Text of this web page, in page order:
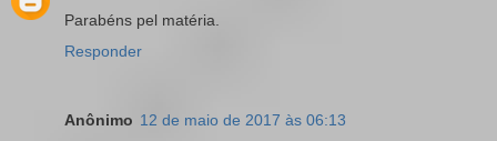
Parabéns pel matéria.
Responder
Anônimo 12 de maio de 2017 às 06:13